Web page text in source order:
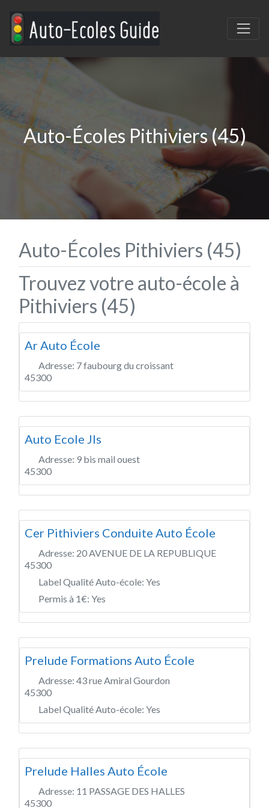
Auto-Écoles Pithiviers (45)
Auto-Écoles Pithiviers (45)
Trouvez votre auto-école à
Pithiviers (45)
Ar Auto École
Adresse: 7 faubourg du croissant
45300
Auto Ecole Jls
Adresse: 9 bis mail ouest
45300
Cer Pithiviers Conduite Auto École
Adresse: 20 AVENUE DE LA REPUBLIQUE
45300
Label Qualité Auto-école: Yes
Permis à 1€: Yes
Prelude Formations Auto École
Adresse: 43 rue Amiral Gourdon
45300
Label Qualité Auto-école: Yes
Prelude Halles Auto École
Adresse: 11 PASSAGE DES HALLES
45300